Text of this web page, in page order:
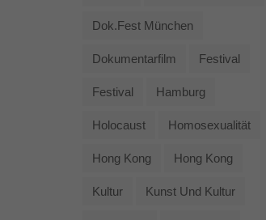
Dok.fest München
Dokumentarfilm Festival
Festival Hamburg
Holocaust Homosexualität
Hong Kong Hong Kong
Kultur Kunst Und Kultur